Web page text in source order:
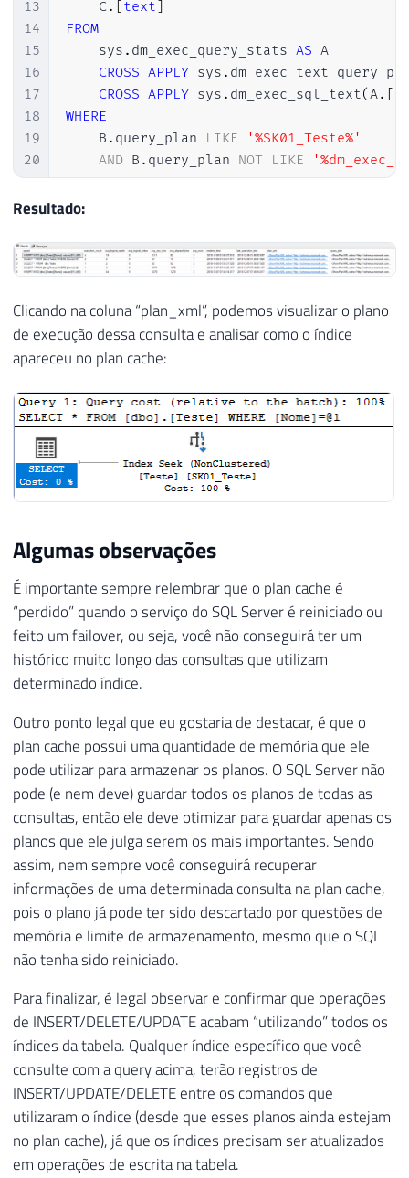
13
14
15
16
17
18
19
20
21
22
    C
. text
FROM
    sys
. dm_exec_query_stats AS A
CROSS APPLY sys .
CROSS APPLY sys . dm_exec_sql_text(A.
WHERE
    B
. query_plan LIKE
'%SK01_Teste%'
AND B . query_plan NOT LIKE
ORDER BY
    A
Resultado:
Clicando na coluna “plan_xml”, podemos visualizar o plano
de execução dessa consulta e analisar como o índice
apareceu no plan cache:
Algumas observações
É importante sempre relembrar que o plan cache é
“perdido” quando o serviço do SQL Server é reiniciado ou
feito um failover, ou seja, você não conseguirá ter um
histórico muito longo das consultas que utilizam
determinado índice.
Outro ponto legal que eu gostaria de destacar, é que o
plan cache possui uma quantidade de memória que ele
pode utilizar para armazenar os planos. O SQL Server não
pode (e nem deve) guardar todos os planos de todas as
consultas, então ele deve otimizar para guardar apenas os
planos que ele julga serem os mais importantes. Sendo
assim, nem sempre você conseguirá recuperar
informações de uma determinada consulta na plan cache,
pois o plano já pode ter sido descartado por questões de
memória e limite de armazenamento, mesmo que o SQL
não tenha sido reiniciado.
Para finalizar, é legal observar e confirmar que operações
de INSERT/DELETE/UPDATE acabam “utilizando” todos os
índices da tabela. Qualquer índice específico que você
consulte com a query acima, terão registros de
INSERT/UPDATE/DELETE entre os comandos que
utilizaram o índice (desde que esses planos ainda estejam
no plan cache), já que os índices precisam ser atualizados
em operações de escrita na tabela.